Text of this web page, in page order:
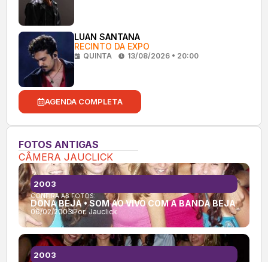
LUAN SANTANA
RECINTO DA EXPO
QUINTA 13/08/2026 • 20:00
AGENDA COMPLETA
FOTOS ANTIGAS
CÂMERA JAUCLICK
CONFIRA AS FOTOS:
DONA BEJA • SOM AO VIVO COM A BANDA BEJA
06/02/2003Por:Jauclick
2003
2003